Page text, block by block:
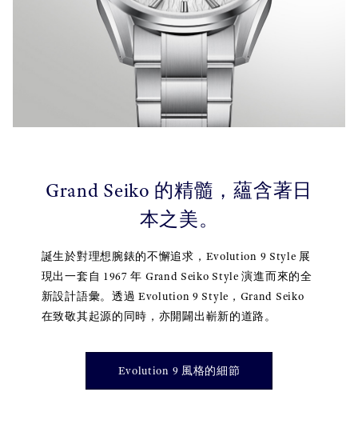
Grand Seiko 的精髓，蘊含著日
本之美。
誕生於對理想腕錶的不懈追求，Evolution 9 Style 展
現出一套自 1967 年 Grand Seiko Style 演進而來的全
新設計語彙。透過 Evolution 9 Style，Grand Seiko
在致敬其起源的同時，亦開闢出嶄新的道路。
Evolution 9 風格的細節